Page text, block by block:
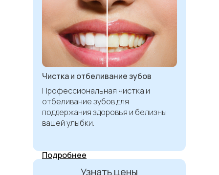
Узнать цены
Профессиональная чистка и
отбеливание зубов для
поддержания здоровья и белизны
вашей улыбки.
Подробнее
Чистка и отбеливание зубов